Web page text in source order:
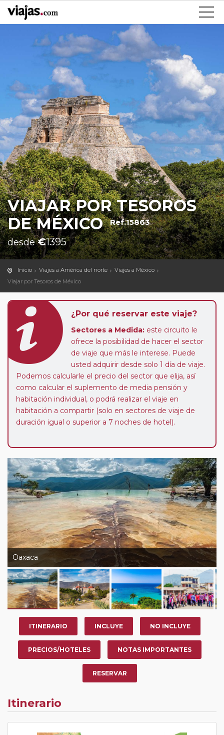
VIAJAR POR TESOROS
DE MÉXICO Ref.15863
desde€1395
Inicio Viajes a América del norte
Viajes a México
Viajar por Tesoros de México
¿Por qué reservar este viaje?
Sectores a Medida: este circuito le
ofrece la posibilidad de hacer el sector
de viaje que más le interese. Puede
usted adquirir desde solo 1 día de viaje.
Podemos calcularle el precio del sector que elija, así
como calcular el suplemento de media pensión y
habitación individual, o podrá realizar el viaje en
habitación a compartir (solo en sectores de viaje de
duración igual o superior a 7 noches de hotel).
Oaxaca
ITINERARIO INCLUYE NO INCLUYE
PRECIOS/HOTELES NOTAS IMPORTANTES
RESERVAR
Itinerario